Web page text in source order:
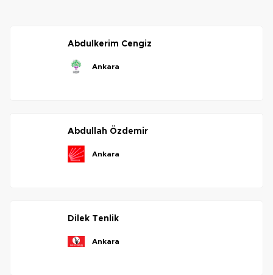
abdulkerim cengiz
ankara
abdullah özdemir
ankara
dilek tenlik
ankara